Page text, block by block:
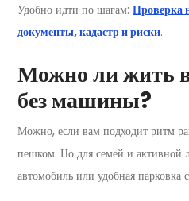
Удобно идти по шагам: Проверка
документы, кадастр и риски.
Можно ли жить
без машины?
Можно, если вам подходит ритм
пешком. Но для семей и активной
автомобиль или удобная